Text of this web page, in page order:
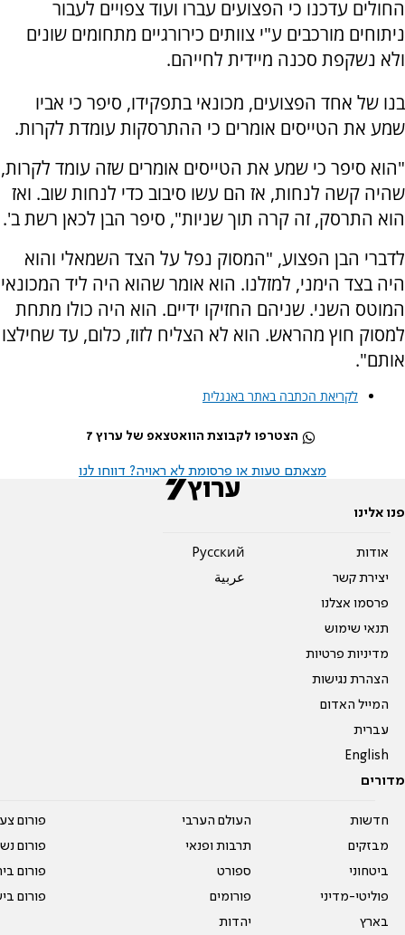
החולים עדכנו כי הפצועים עברו ועוד צפויים לעבור
ניתוחים מורכבים ע"י צוותים כירורגיים מתחומים שונים
ולא נשקפת סכנה מיידית לחייהם.
בנו של אחד הפצועים, מכונאי בתפקידו, סיפר כי אביו
שמע את הטייסים אומרים כי ההתרסקות עומדת לקרות.
"הוא סיפר כי שמע את הטייסים אומרים שזה עומד לקרות,
שהיה קשה לנחות, אז הם עשו סיבוב כדי לנחות שוב. ואז
הוא התרסק, זה קרה תוך שניות", סיפר הבן לכאן רשת ב'.
לדברי הבן הפצוע, "המסוק נפל על הצד השמאלי והוא
היה בצד הימני, למזלנו. הוא אומר שהוא היה ליד המכונאי
המוטס השני. שניהם החזיקו ידיים. הוא היה כולו מתחת
למסוק חוץ מהראש. הוא לא הצליח לזוז, כלום, עד שחילצו
אותם".
לקריאת הכתבה באתר באנגלית
הצטרפו לקבוצת הוואטצאפ של ערוץ 7
מצאתם טעות או פרסומת לא ראויה? דווחו לנו
פנו אלינו
אודות
יצירת קשר
פרסמו אצלנו
תנאי שימוש
מדיניות פרטיות
הצהרת נגישות
המייל האדום
עברית
English
Pусский
عربية
מדורים
חדשות
מבזקים
ביטחוני
פוליטי-מדיני
בארץ
העולם הערבי
תרבות ופנאי
ספורט
פורומים
יהדות
פורום
פורום
פורום
פורום